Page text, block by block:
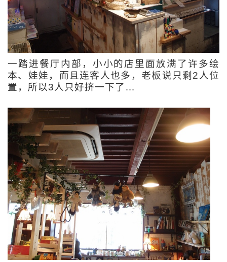
一踏进餐厅内部，小小的店里面放满了许多绘
本、娃娃，而且连客人也多，老板说只剩2人位
置，所以3人只好挤一下了…